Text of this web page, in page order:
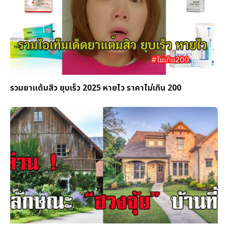
รวมยาแต้มสิว ยุบเร็ว 2025 หายไว ราคาไม่เกิน 200